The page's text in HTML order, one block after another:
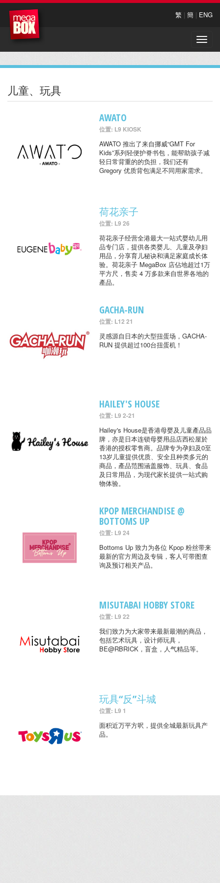
繁 | 簡 | ENG
Toggle
儿童、玩具
AWATO
位置: L9 KIOSK
AWATO 推出了来自挪威“GMT For
Kids”系列轻便护脊书包，能帮助孩子减
轻日常背重的的负担，我们还有
Gregory 优质背包满足不同用家需求。
荷花亲子
位置: L9 26
荷花亲子经营全港最大一站式婴幼儿用
品专门店，提供各类婴儿、儿童及孕妇
用品，分享育儿秘诀和满足家庭成长体
验。荷花亲子 MegaBox 店佔地超过1万
平方尺，售卖 4 万多款来自世界各地的
產品。
GACHA-RUN
位置: L12 21
灵感源自日本的大型扭蛋场，GACHA-
RUN 提供超过100台扭蛋机！
HAILEY'S HOUSE
位置: L9 2-21
Hailey's House是香港母婴及儿童產品品
牌，亦是日本连锁母婴用品店西松屋於
香港的授权零售商。品牌专为孕妇及0至
13岁儿童提供优质、安全且种类多元的
商品，產品范围涵盖服饰、玩具、食品
及日常用品，为现代家长提供一站式购
物体验。
KPOP MERCHANDISE @
BOTTOMS UP
位置: L9 24
Bottoms Up 致力为各位 Kpop 粉丝带来
最新的官方周边及专辑，客人可带图查
询及预订相关产品。
MISUTABAI HOBBY STORE
位置: L9 22
我们致力为大家带来最新最潮的商品，
包括艺术玩具，设计师玩具，
BE@RBRICK，盲盒，人气精品等。
玩具“反”斗城
位置: L9 1
面积近万平方呎，提供全城最新玩具产
品。